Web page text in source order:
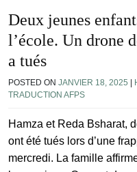
Deux jeunes
l’école. Un drone
a tués
POSTED ON JANVIER 18, 2025 |
TRADUCTION AFPS
Hamza et Reda Bsharat,
ont été tués lors d’une
mercredi. La famille